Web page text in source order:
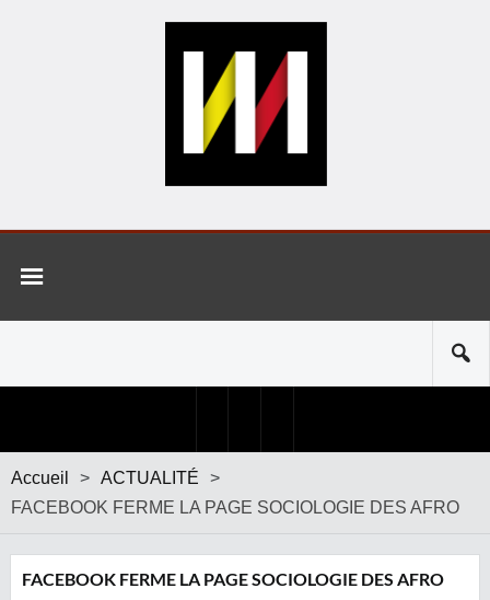
Accueil > ACTUALITÉ
>
FACEBOOK FERME LA PAGE SOCIOLOGIE DES AFRO
FACEBOOK FERME LA PAGE SOCIOLOGIE DES AFRO